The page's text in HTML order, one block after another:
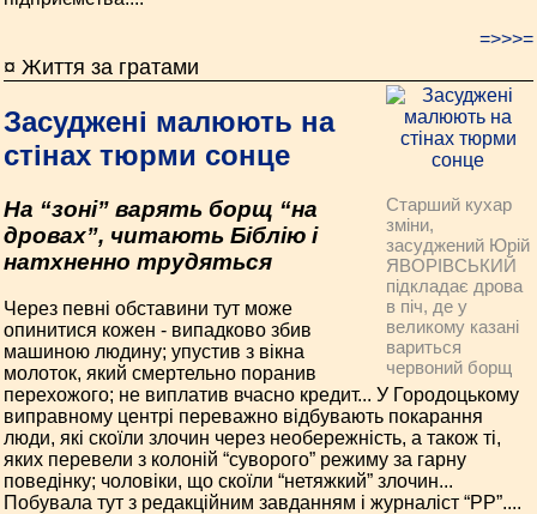
=>>>=
¤ Життя за гратами
Старший кухар
зміни,
засуджений Юрій
ЯВОРІВСЬКИЙ
підкладає дрова
в піч, де у
великому казані
вариться
червоний борщ
Засуджені малюють на
стінах тюрми сонце
На “зоні” варять борщ “на
дровах”, читають Біблію і
натхненно трудяться
Через певні обставини тут може
опинитися кожен - випадково збив
машиною людину; упустив з вікна
молоток, який смертельно поранив
перехожого; не виплатив вчасно кредит... У Городоцькому
виправному центрі переважно відбувають покарання
люди, які скоїли злочин через необережність, а також ті,
яких перевели з колоній “суворого” режиму за гарну
поведінку; чоловіки, що скоїли “нетяжкий” злочин...
Побувала тут з редакційним завданням і журналіст “РР”....